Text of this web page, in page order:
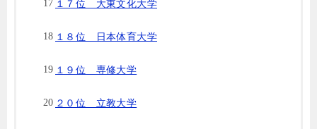
１７位 大東文化大学
１８位 日本体育大学
１９位 専修大学
２０位 立教大学